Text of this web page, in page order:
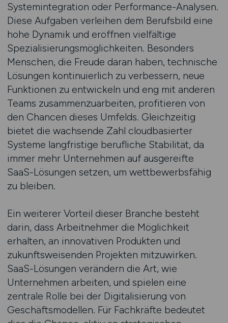
Systemintegration oder Performance-Analysen.
Diese Aufgaben verleihen dem Berufsbild eine
hohe Dynamik und eröffnen vielfältige
Spezialisierungsmöglichkeiten. Besonders
Menschen, die Freude daran haben, technische
Lösungen kontinuierlich zu verbessern, neue
Funktionen zu entwickeln und eng mit anderen
Teams zusammenzuarbeiten, profitieren von
den Chancen dieses Umfelds. Gleichzeitig
bietet die wachsende Zahl cloudbasierter
Systeme langfristige berufliche Stabilität, da
immer mehr Unternehmen auf ausgereifte
SaaS-Lösungen setzen, um wettbewerbsfähig
zu bleiben.
Ein weiterer Vorteil dieser Branche besteht
darin, dass Arbeitnehmer die Möglichkeit
erhalten, an innovativen Produkten und
zukunftsweisenden Projekten mitzuwirken.
SaaS-Lösungen verändern die Art, wie
Unternehmen arbeiten, und spielen eine
zentrale Rolle bei der Digitalisierung von
Geschäftsmodellen. Für Fachkräfte bedeutet